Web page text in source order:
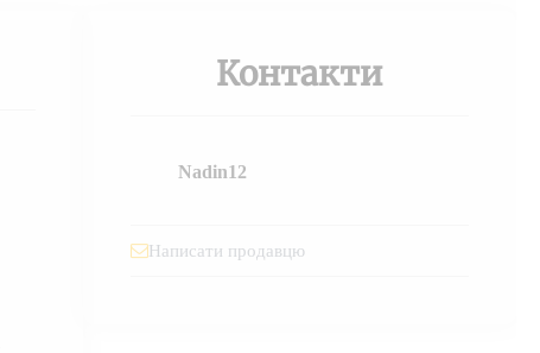
Контакти
Nadin12
Написати продавцю